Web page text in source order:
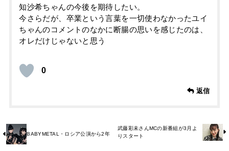
知沙希ちゃんの今後を期待したい。
今さらだが、卒業という言葉を一切使わなかったユイ
ちゃんのコメントのなかに断腸の思いを感じたのは、
オレだけじゃないと思う
0
返信
BABYMETAL・ロシア公演から2年
武藤彩未さんMCの新番組が3月よ
りスタート